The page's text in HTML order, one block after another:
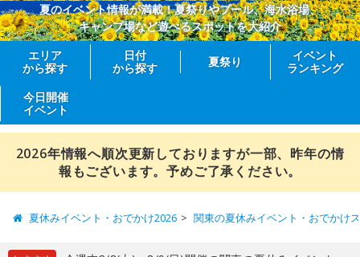
夏のイベント情報が満載！夏祭りやプール、海水浴場、
キャンプ場など遊べるスポットを大紹介
エリア
から探す
日付
から探す
夏祭り
イベント
ランキング
今日開催
イベント
2026年情報へ順次更新しておりますが一部、昨年の情
報もございます。予めご了承ください。
夏休みイベント・おでかけ2026 関東の夏休みイベント・おでかけ